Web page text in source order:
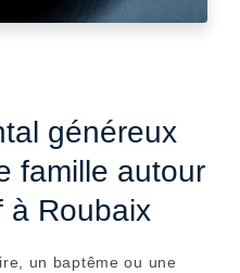
généreux
famille autour
à Roubaix
un baptême ou une